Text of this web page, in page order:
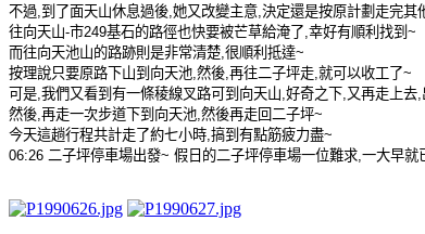
不過 到了面天山休息過後 她又改變主意 決定還是按原計劃走完其
往向天山-市249基石的路徑也快要被芒草給淹了 幸好有順利找到 ~
而往向天池山的路跡則是非常清楚 很順利抵達~
按理說只要原路下山到向天池 然後 再往二子坪走 就可以收工了~
可是 我們又看到有一條稜線叉路可到向天山 好奇之下 又再走上去
然後 再走一次步道下到向天池 然後再走回二子坪~
今天這趟行程共計走了約七小時 搞到有點筋疲力盡~
06:26 二子坪停車場出發~ 假日的二子坪停車場一位難求 一大早就